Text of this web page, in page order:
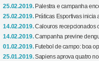
25.02.2019. Palestra e campanha
25.02.2019. Práticas Esportivas inicia
14.02.2019.Calouros recepcionados
14.02.2019.Campanha previne
01.02.2019. Futebol de campo: boa
25.01.2019.Sapiens aprova quatro